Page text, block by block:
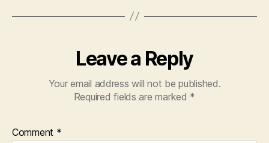
Leave a Reply
Your email address will not be published.
Required fields are marked *
Comment *